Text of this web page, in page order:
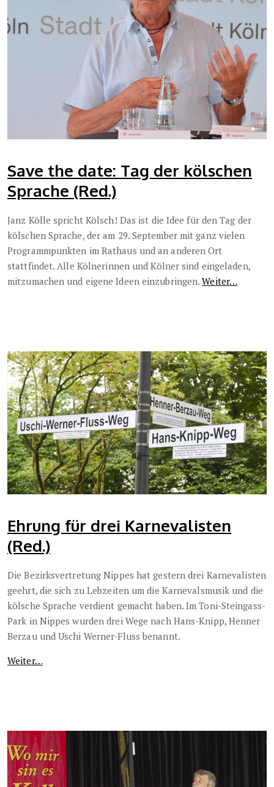
Save the date: Tag der kölschen
Sprache (Red.)
Janz Kölle spricht Kölsch! Das ist die Idee für den Tag der
kölschen Sprache, der am 29. September mit ganz vielen
Programmpunkten im Rathaus und an anderen Ort
stattfindet. Alle Kölnerinnen und Kölner sind eingeladen,
mitzumachen und eigene Ideen einzubringen.Weiter…
Ehrung für drei Karnevalisten
(Red.)
Die Bezirksvertretung Nippes hat gestern drei Karnevalisten
geehrt, die sich zu Lebzeiten um die Karnevalsmusik und die
kölsche Sprache verdient gemacht haben. Im Toni-Steingass-
Park in Nippes wurden drei Wege nach Hans-Knipp, Henner
Berzau und Uschi Werner-Fluss benannt.
Weiter…